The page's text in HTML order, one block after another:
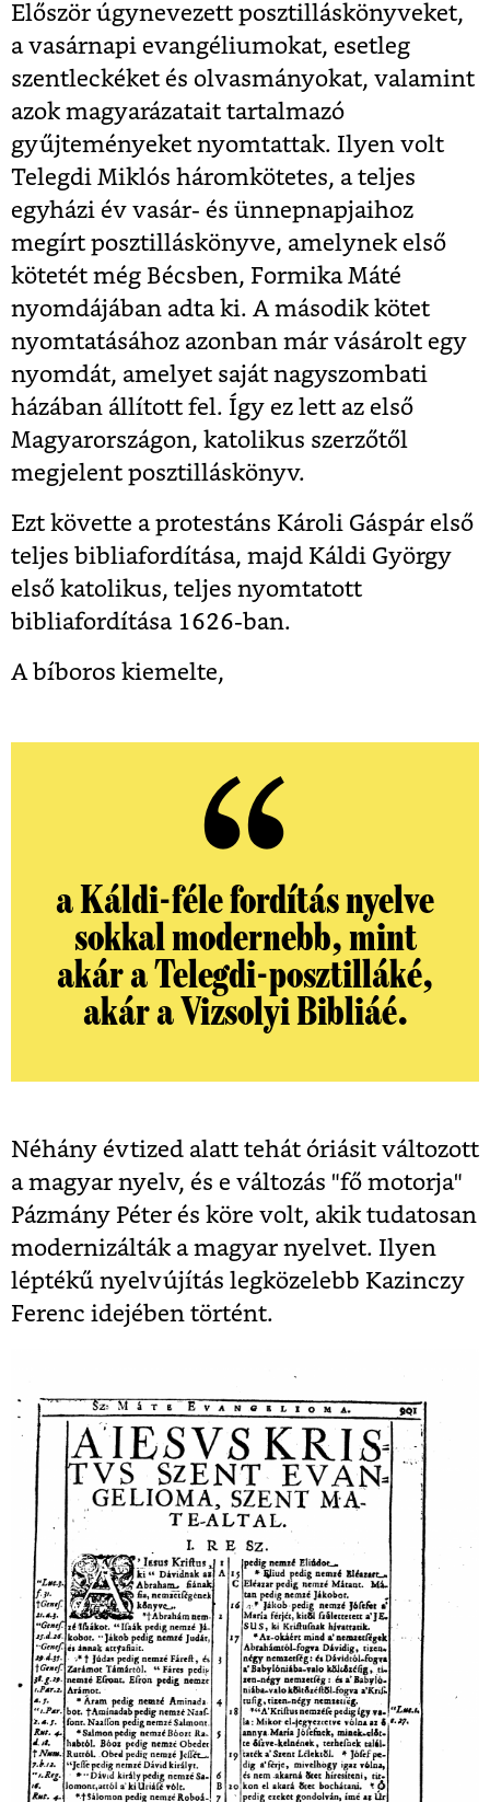
Először úgynevezett posztilláskönyveket,
a vasárnapi evangéliumokat, esetleg
szentleckéket és olvasmányokat, valamint
azok magyarázatait tartalmazó
gyűjteményeket nyomtattak. Ilyen volt
Telegdi Miklós háromkötetes, a teljes
egyházi év vasár- és ünnepnapjaihoz
megírt posztilláskönyve, amelynek első
kötetét még Bécsben, Formika Máté
nyomdájában adta ki. A második kötet
nyomtatásához azonban már vásárolt egy
nyomdát, amelyet saját nagyszombati
házában állított fel. Így ez lett az első
Magyarországon, katolikus szerzőtől
megjelent posztilláskönyv.
Ezt követte a protestáns Károli Gáspár első
teljes bibliafordítása, majd Káldi György
első katolikus, teljes nyomtatott
bibliafordítása 1626-ban.
A bíboros kiemelte,
a Káldi-féle fordítás nyelve
sokkal modernebb, mint
akár a Telegdi-posztilláké,
akár a Vizsolyi Bibliáé.
Néhány évtized alatt tehát óriásit változott
a magyar nyelv, és e változás "fő motorja"
Pázmány Péter és köre volt, akik tudatosan
modernizálták a magyar nyelvet. Ilyen
léptékű nyelvújítás legközelebb Kazinczy
Ferenc idejében történt.